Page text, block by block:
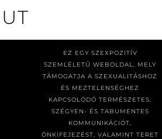
EZ EGY SZEXPOZITÍV
SZEMLÉLETŰ WEBOLDAL, MELY
TÁMOGATJA A SZEXUALITÁSHOZ
ÉS MEZTELENSÉGHEZ
KAPCSOLÓDÓ TERMÉSZETES,
SZÉGYEN- ÉS TABUMENTES
KOMMUNIKÁCIÓT,
ÖNKIFEJEZÉST, VALAMINT TERET